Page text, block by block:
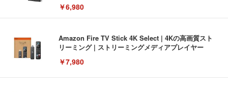
￥6,980
Amazon Fire TV Stick 4K Select | 4Kの高画質スト
リーミング | ストリーミングメディアプレイヤー
￥7,980